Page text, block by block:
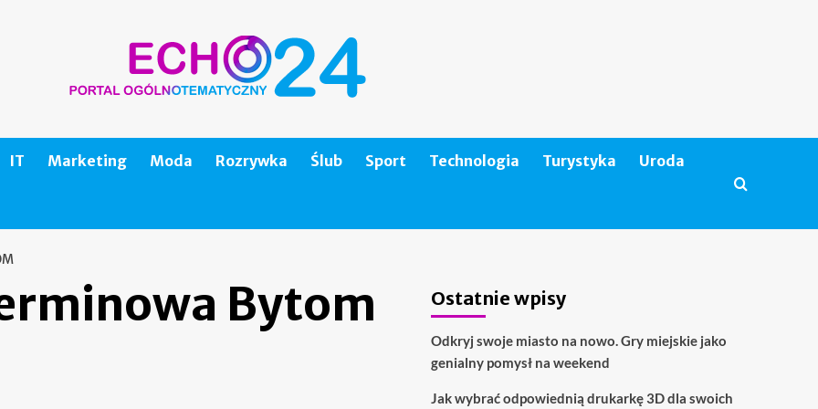
IT Marketing Moda Rozrywka Ślub Sport Technologia Turystyka Uroda
Bytom Ostatnie wpisy
Odkryj swoje miasto na nowo. Gry miejskie jako
genialny pomysł na weekend
Jak wybrać odpowiednią drukarkę 3D dla swoich